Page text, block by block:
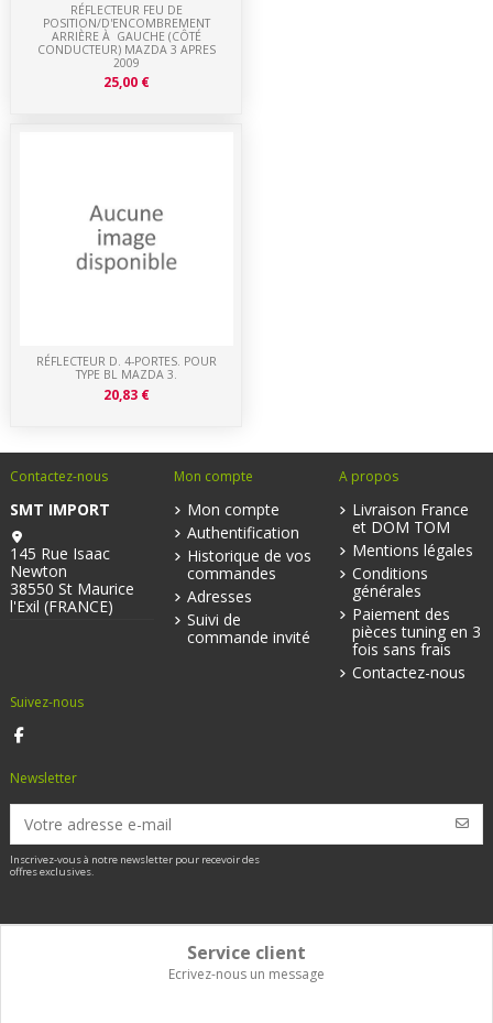
RÉFLECTEUR D. 4-PORTES. POUR
TYPE BL MAZDA 3.
20,83 €
RÉFLECTEUR FEU DE
POSITION/D'ENCOMBREMENT
ARRIÈRE À GAUCHE (CÔTÉ
CONDUCTEUR) MAZDA 3 APRES
2009
25,00 €
Contactez-nous
SMT IMPORT
145 Rue Isaac
Newton
38550 St Maurice
l'Exil (FRANCE)
Mon compte
Mon compte
Authentification
Historique de vos
commandes
Adresses
Suivi de
commande invité
A propos
Livraison France
et DOM TOM
Mentions légales
Conditions
générales
Paiement des
pièces tuning en 3
fois sans frais
Contactez-nous
Suivez-nous
Newsletter
Inscrivez-vous à notre newsletter pour recevoir des
offres exclusives.
Service client
Ecrivez-nous un message